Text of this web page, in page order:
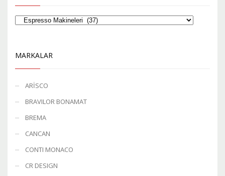
MARKALAR
ARİSCO
BRAVILOR BONAMAT
BREMA
CANCAN
CONTI MONACO
CR DESIGN